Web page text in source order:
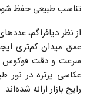
تناسب طبیعی حفظ
عمق میدان کم‌تری
سرعت و دقت فوکوس
عکاسی پرتره در نور
رایج بازار ارائه شده‌اند.